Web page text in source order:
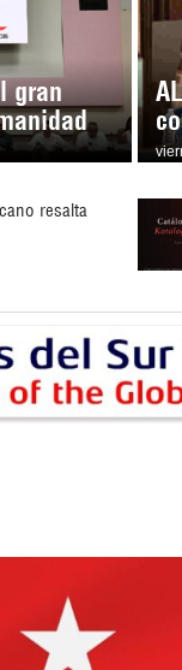
gran
resalta